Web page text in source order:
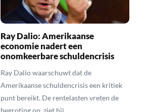
Ray Dalio: Amerikaanse
economie nadert een
onomkeerbare schuldencrisis
Ray Dalio waarschuwt dat de
Amerikaanse schuldencrisis een kritiek
punt bereikt. De rentelasten vreten de
begroting op, ziet hij.